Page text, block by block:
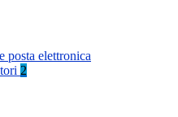
posta elettronica
2